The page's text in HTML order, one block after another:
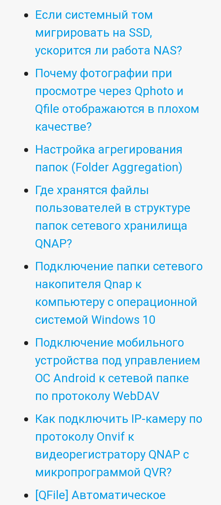
Если системный том
мигрировать на SSD,
ускорится ли работа NAS?
Почему фотографии при
просмотре через Qphoto и
Qfile отображаются в плохом
качестве?
Настройка агрегирования
папок (Folder Aggregation)
Где хранятся файлы
пользователей в структуре
папок сетевого хранилища
QNAP?
Подключение папки сетевого
накопителя Qnap к
компьютеру с операционной
системой Windows 10
Подключение мобильного
устройства под управлением
ОС Android к сетевой папке
по протоколу WebDAV
Как подключить IP-камеру по
протоколу Onvif к
видеорегистратору QNAP с
микропрограммой QVR?
[QFile] Автоматическое